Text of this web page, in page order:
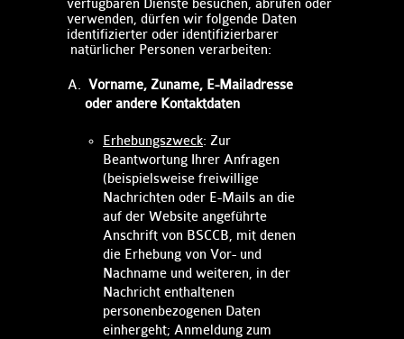
verfügbaren Dienste besuchen, abrufen oder
verwenden, dürfen wir folgende Daten
identifizierter oder identifizierbarer
natürlicher Personen verarbeiten: ​​
Vorname, Zuname, E-Mailadresse
oder andere Kontaktdaten
Erhebungszweck: Zur
Beantwortung Ihrer Anfragen
(beispielsweise freiwillige
Nachrichten oder E-Mails an die
auf der Website angeführte
Anschrift von BSCCB, mit denen
die Erhebung von Vor- und
Nachname und weiteren, in der
Nachricht enthaltenen
personenbezogenen Daten
einhergeht; Anmeldung zum